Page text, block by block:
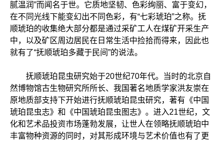
腻温润”而闻名于世。它质地坚韧、色彩绚丽、富于变幻，
在不同光线下能变幻出不同色彩，有“七彩琥珀”之称。抚
顺琥珀的收集绝大部分都是通过采矿工人在煤矿开采生产
中，以及矿区周边居民在日常生活中捡拾而得来，因此也
就有了“抚顺琥珀多藏于民间”的说法。
抚顺琥珀昆虫研究始于20世纪70年代。当时的北京自
然博物馆古生物研究所所长、我国著名地质学家洪友崇在
原地质部支持下开始进行抚顺琥珀昆虫研究，著有《中国
琥珀昆虫志》和《中国琥珀昆虫图志》。进入21世纪，文
化和艺术品投资市场蓬勃发展，让世人在领略抚顺琥珀中
丰富物种资源的同时，对其形成环境与艺术价值也有了更